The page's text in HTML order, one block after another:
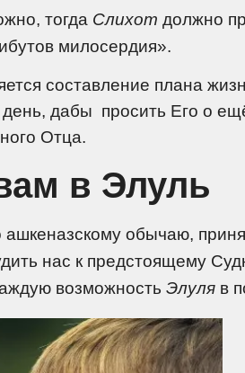
тогда Слихот должно
милосердия».
составление плана
дабы просить Его о
Отца.
в Элуль
ашкеназскому обычаю,
нас к предстоящему
возможность Элуля в